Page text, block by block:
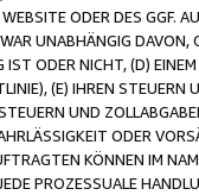
ODER DES GGF.
UNABHÄNGIG
ODER NICHT, (D)
(E) IHREN
UND
ODER
KÖNNEN IM
PROZESSUALE